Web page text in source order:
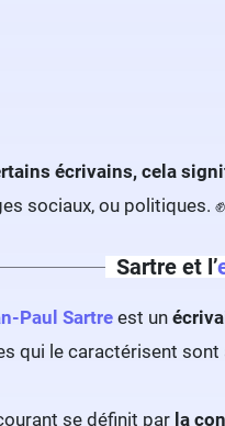
écrivains, cela
sociaux, ou politiques. ✊
Sartre et l’
Paul Sartre est un
qui le caractérisent
se définit par la